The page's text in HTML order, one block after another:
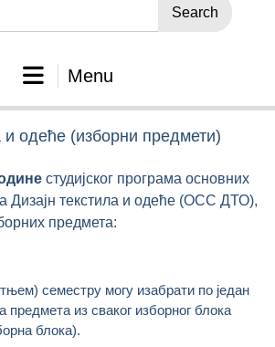
Menu
и одеће (изборни предмети)
студијског програма основних
Дизајн текстила и одеће (ОСС ДТО),
предмета:
семестру могу изабрати по један
предмета из сваког изборног блока
блока).